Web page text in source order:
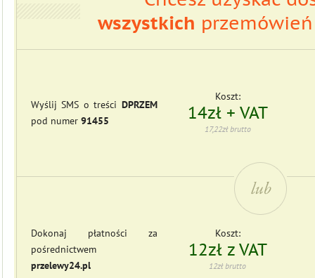
wszystkich
Wyślij SMS o treści DPRZEM
pod numer 91455
Koszt:
14zł + VAT
17,22zł brutto
Dokonaj płatności za
pośrednictwem
przelewy24.pl
Koszt:
12zł z VAT
12zł brutto